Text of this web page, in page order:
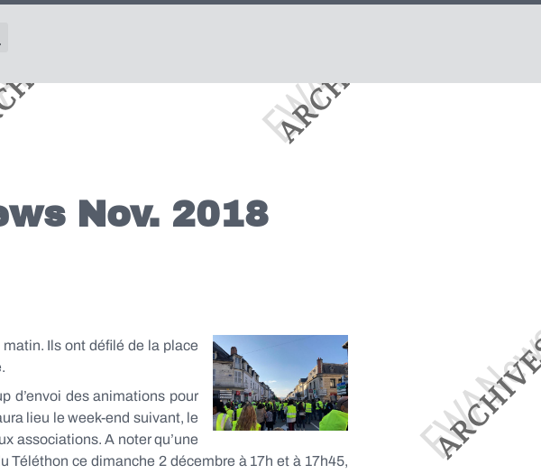
Nov. 2018
Ils ont défilé de la place
d’envoi des animations pour
lieu le week-end suivant, le
associations. A noter qu’une
ce dimanche 2 décembre à 17h et à 17h45,